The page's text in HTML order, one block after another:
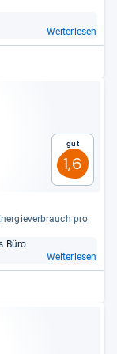
Weiterlesen
Gut
1,6
pro
Büro
Weiterlesen